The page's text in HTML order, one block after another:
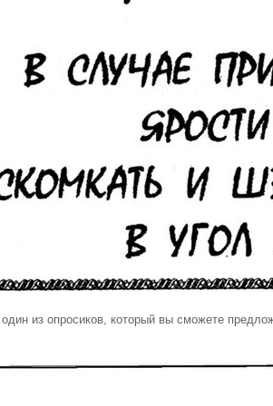
из опросиков, который вы сможете